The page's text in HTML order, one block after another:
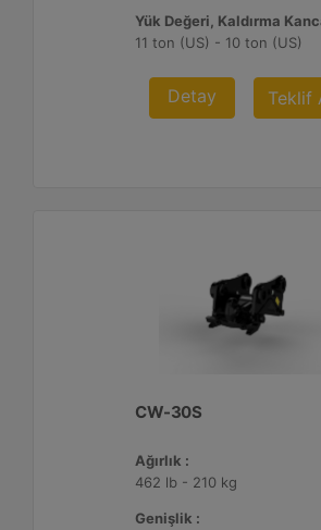
Yük Değeri, Kaldırma
11 ton (US) - 10 ton (US)
Detay Teklif
CW-30S
Ağırlık :
462 lb - 210 kg
Genişlik :